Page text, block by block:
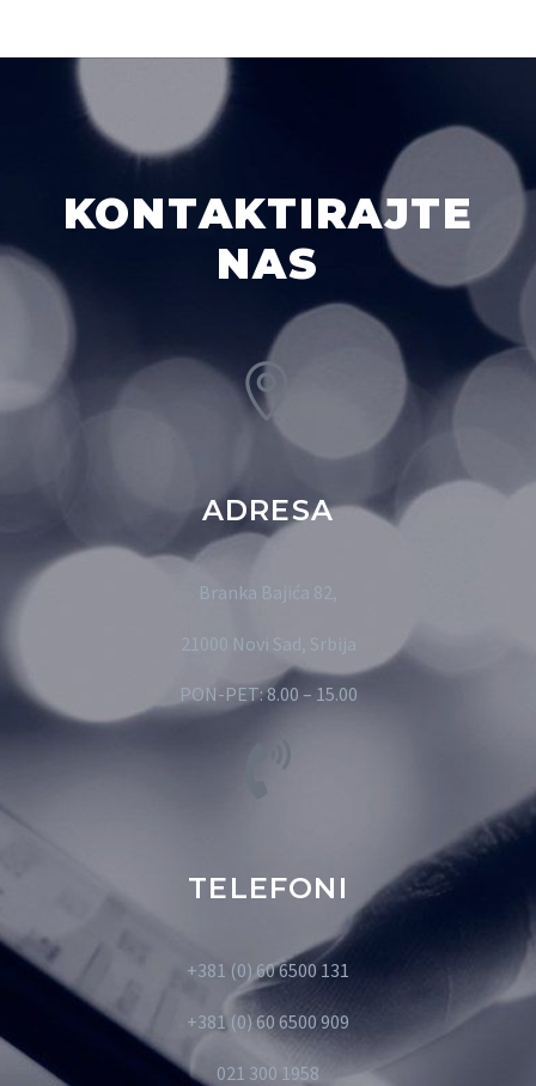
KONTAKTIRAJTE
NAS
ADRESA
Branka Bajića 82,
21000 Novi Sad, Srbija
PON-PET: 8.00 – 15.00
TELEFONI
+381 (0) 60 6500 131
+381 (0) 60 6500 909
021 300 1958